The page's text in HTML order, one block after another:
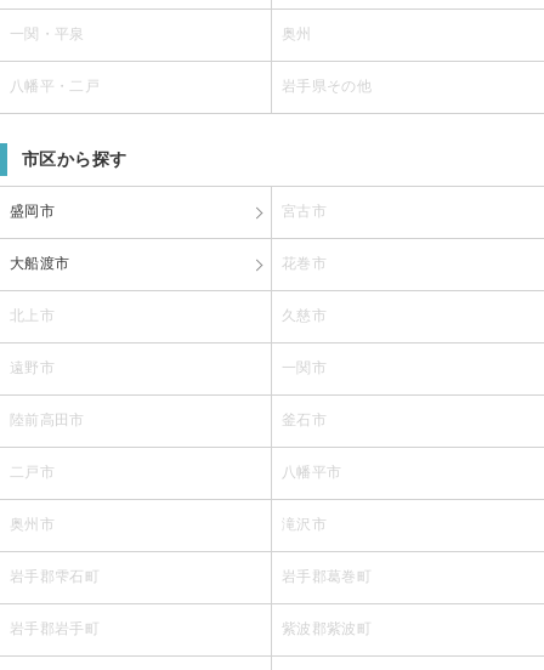
一関・平泉 奥州
八幡平・二戸 岩手県その他
市区から探す
盛岡市 宮古市
大船渡市 花巻市
北上市 久慈市
遠野市 一関市
陸前高田市 釜石市
二戸市 八幡平市
奥州市 滝沢市
岩手郡雫石町 岩手郡葛巻町
岩手郡岩手町 紫波郡紫波町